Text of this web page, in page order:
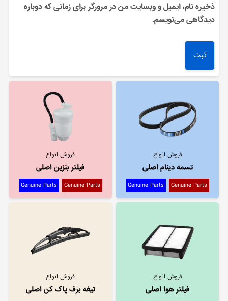
ذخیره نام، ایمیل و وبسایت من در مرورگر برای زمانی که دوباره
دیدگاهی می‌نویسم.
فروش انواع
تسمه دینام اصلی
Genuine Parts
Genuine Parts
فروش انواع
فیلتر بنزین اصلی
Genuine Parts
Genuine Parts
فروش انواع
فیلتر هوا اصلی
فروش انواع
تیغه برف پاک کن اصلی